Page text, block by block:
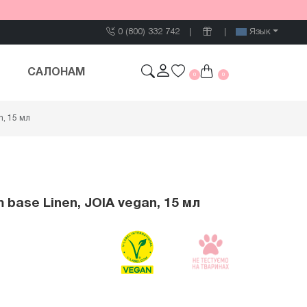
0 (800) 332 742 Язык
САЛОНАМ 0 0
15 мл
Linen, JOIA vegan, 15 мл